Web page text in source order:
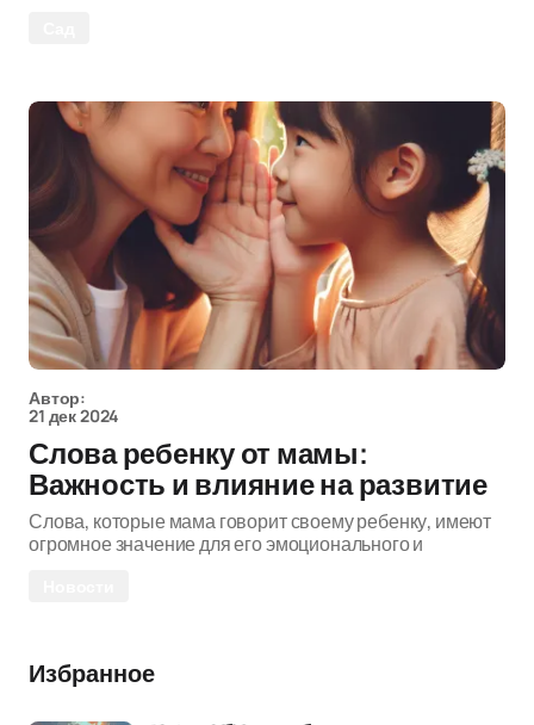
Автор:
21 дек 2024
Слова ребенку от мамы:
Важность и влияние на развитие
Слова, которые мама говорит своему ребенку, имеют
огромное значение для его эмоционального и
Избранное